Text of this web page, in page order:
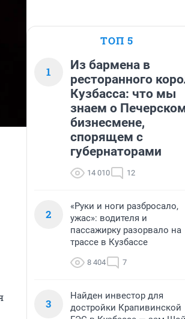
ТОП 5
1
Из бармена в
ресторанного
Кузбасса: что мы
знаем о
бизнесмене,
спорящем с
губернаторами
14 010 12
2
«Руки и ноги разбросало,
ужас»: водителя и
пассажирку разорвало на
трассе в Кузбассе
8 404 7
3
Найден инвестор для
достройки Крапивинской